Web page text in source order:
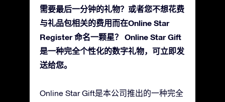
需要最后一分钟的礼物？或者您不想花费
与礼品包相关的费用而在Online Star
Register 命名一颗星？ Online Star Gift
是一种完全个性化的数字礼物，可立即发
送给您。
Online Star Gift是本公司推出的一种完全